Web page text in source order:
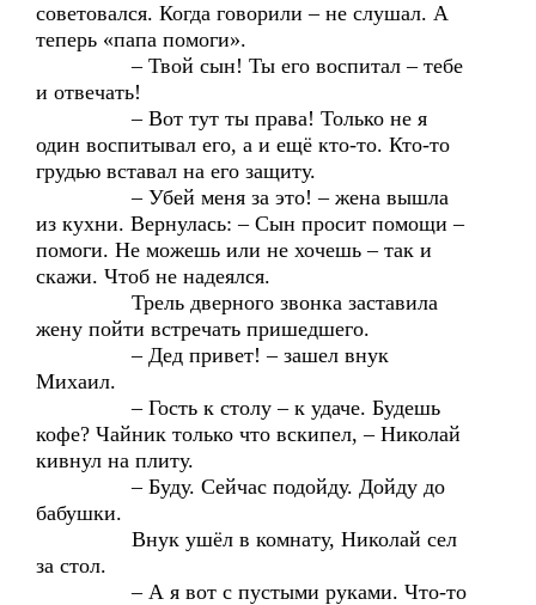
советовался. Когда говорили – не слушал. А
теперь «папа помоги».
– Твой сын! Ты его воспитал – тебе
и отвечать!
– Вот тут ты права! Только не я
один воспитывал его, а и ещё кто-то. Кто-то
грудью вставал на его защиту.
– Убей меня за это! – жена вышла
из кухни. Вернулась: – Сын просит помощи –
помоги. Не можешь или не хочешь – так и
скажи. Чтоб не надеялся.
Трель дверного звонка заставила
жену пойти встречать пришедшего.
– Дед привет! – зашел внук
Михаил.
– Гость к столу – к удаче. Будешь
кофе? Чайник только что вскипел, – Николай
кивнул на плиту.
– Буду. Сейчас подойду. Дойду до
бабушки.
Внук ушёл в комнату, Николай сел
за стол.
– А я вот с пустыми руками. Что-то